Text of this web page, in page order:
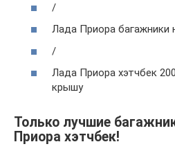
/
Лада Приора багажники
/
Лада Приора хэтчбек
крышу
Только лучшие
Приора хэтчбек!